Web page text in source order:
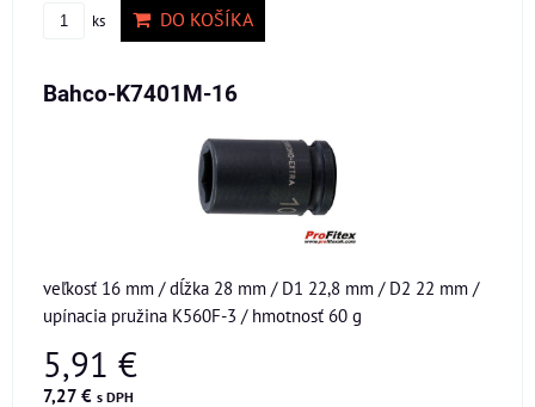
ks DO KOŠÍKA
Bahco-K7401M-16
veľkosť 16 mm / dĺžka 28 mm / D1 22,8 mm / D2 22 mm /
upínacia pružina K560F-3 / hmotnosť 60 g
5,91 €
7,27 € s DPH